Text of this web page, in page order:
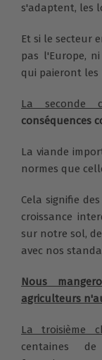
s'adaptent, les
Et si le secteur
pas l'Europe,
qui paieront les
La seconde
conséquences
La viande
normes que
Cela signifie
croissance
sur notre sol,
avec nos
Nous
agriculteurs
La troisième
centaines